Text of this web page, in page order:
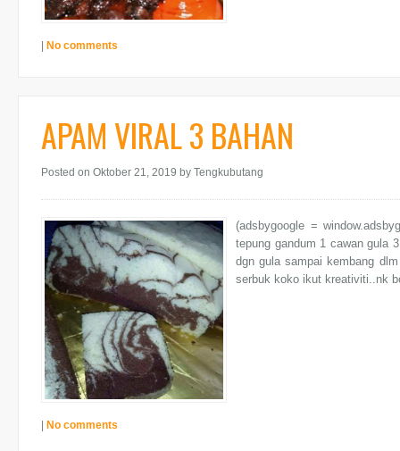
No comments
APAM VIRAL 3 BAHAN
Posted on Oktober 21, 2019 by Tengkubutang
(adsbygoogle =
tepung gandum 1 cawan gula
dgn gula sampai kembang
serbuk koko ikut kreativiti..nk
No comments